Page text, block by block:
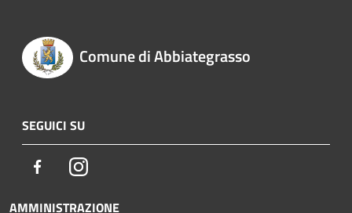
Comune di Abbiategrasso
SEGUICI SU
FacebookInstagram
AMMINISTRAZIONE